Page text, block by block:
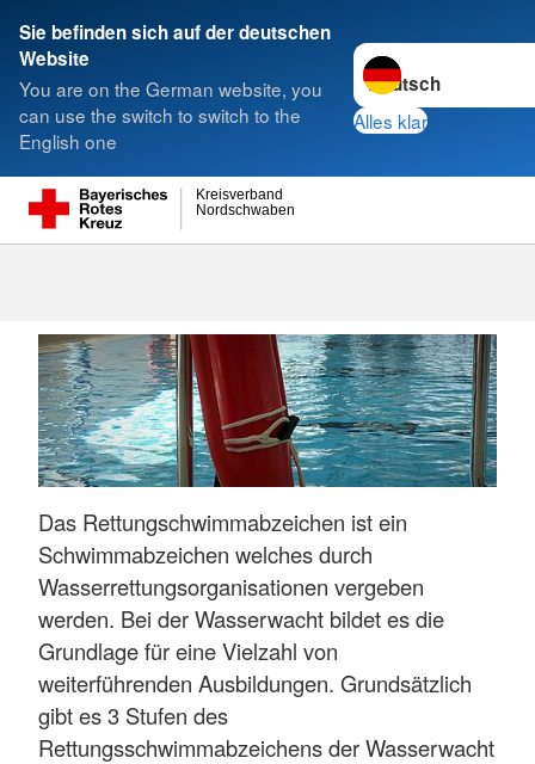
Sie befinden sich auf der deutschen
Website
You are on the German website, you
can use the switch to switch to the
English one
Sprache wechseln zu
Alles klar
Nordschwaben
Kreisverband
Suche
Das Rettungschwimmabzeichen ist ein
Schwimmabzeichen welches durch
Wasserrettungsorganisationen vergeben
werden. Bei der Wasserwacht bildet es die
Grundlage für eine Vielzahl von
weiterführenden Ausbildungen. Grundsätzlich
gibt es 3 Stufen des
Rettungsschwimmabzeichens der Wasserwacht